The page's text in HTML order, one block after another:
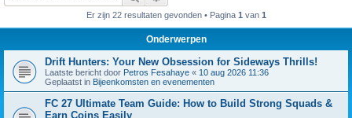
Er zijn 22 resultaten gevonden • Pagina 1 van 1
Onderwerpen
Drift Hunters: Your New Obsession for Sideways Thrills!
Laatste bericht door Petros Fesahaye « 10 aug 2026 11:36
Geplaatst in Bijeenkomsten en evenementen
FC 27 Ultimate Team Guide: How to Build Strong Squads &
Earn Coins Easily